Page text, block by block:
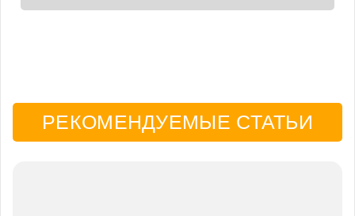
РЕКОМЕНДУЕМЫЕ СТАТЬИ